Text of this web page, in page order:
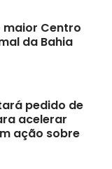
maior Centro
da Bahia
pedido de
acelerar
ação sobre